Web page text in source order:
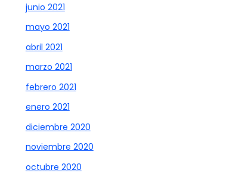
junio 2021
mayo 2021
abril 2021
marzo 2021
febrero 2021
enero 2021
diciembre 2020
noviembre 2020
octubre 2020